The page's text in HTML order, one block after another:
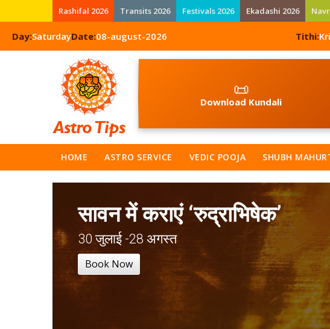
Rashifal 2026 Transits 2026 Festivals 2026 Ekadashi 2026
Day:SaturdayDate:08-august-2026 Tithi:
📜
Download Kundali
HOME ASTRO SERVICE VEDIC POOJA SHUBH
सावन में कराएं ‘रुद्राभिषेक’
30 जुलाई -28 अगस्त
Book Now